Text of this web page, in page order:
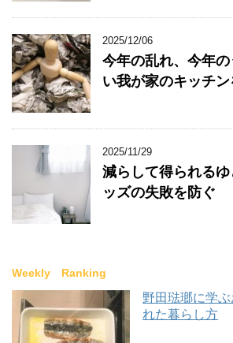
2025/12/06
今年の乱れ、今年
い我が家のキッチ
2025/11/29
減らして得られる
ッズの失敗を防ぐ
Weekly Ranking
野田琺瑯に学
れた暮らし方